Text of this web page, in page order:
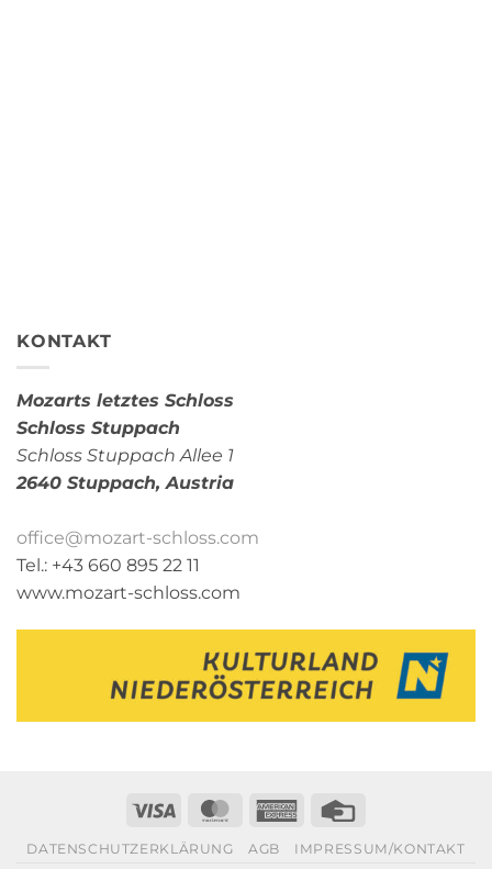
KONTAKT
Mozarts letztes Schloss
Schloss Stuppach
Schloss Stuppach Allee 1
2640 Stuppach,Austria
office@mozart-schloss.com
Tel.: +43 660 895 22 11
www.mozart-schloss.com
Visa MasterCardAmerican
DATENSCHUTZERKLÄRUNG AGB IMPRESSUM/KONTAKT